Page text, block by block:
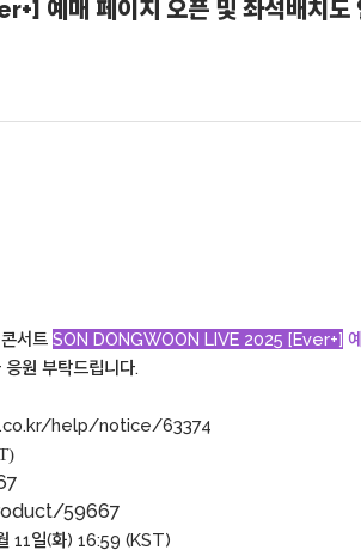
예매 페이지 오픈 및 좌석배치도
서트 SON DONGWOON LIVE 2025 [Ever+]
원 부탁드립니다.
help/notice/63374
59667
11일(화) 16:59 (KST)